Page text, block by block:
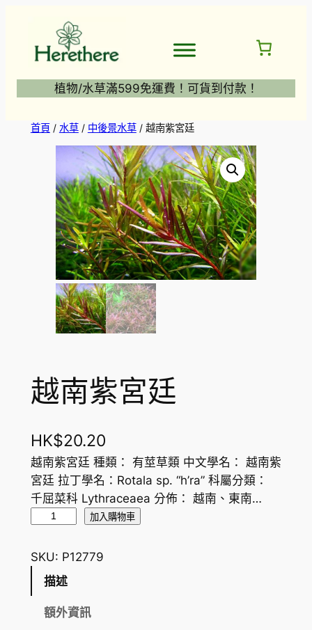
植物/水草滿599免運費！可貨到付款！
首頁/ 水草/ 中後景水草/ 越南紫宮廷
越南紫宮廷
HK$20.20
越南紫宮廷 種類： 有莖草類 中文學名： 越南紫
宮廷 拉丁學名：Rotala sp. “h’ra” 科屬分類：
千屈菜科 Lythraceaea 分佈： 越南、東南…
紫
宮
加入購物車
SKU: P12779
描述
額外資訊